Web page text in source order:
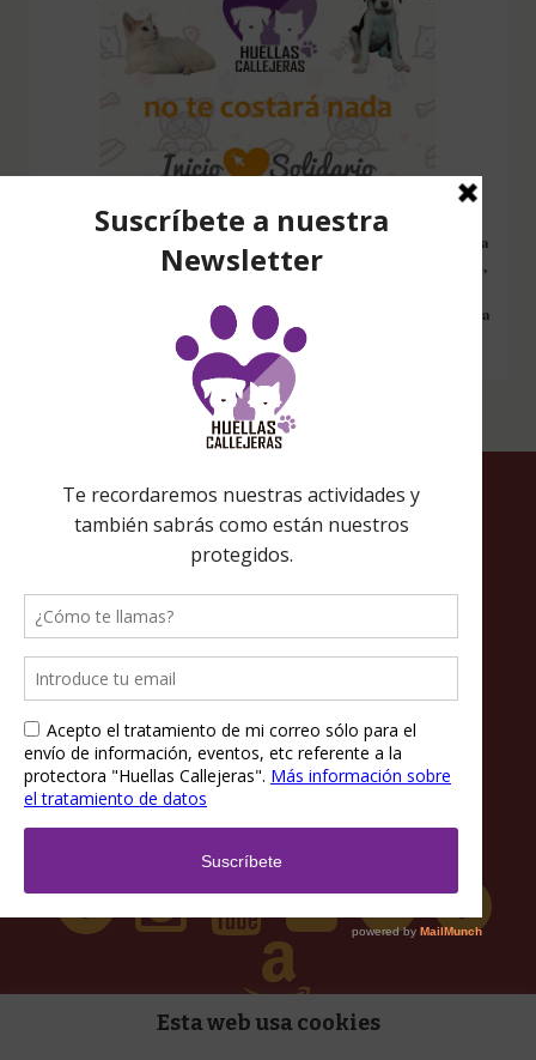
Configura nuestro Inicio Solidario en todos tus dispositivos y cada
vez que entres a hacer una búsqueda en internet desde esa página,
Amazon desde ahí, tu compra será solidaria sin ningún coste extra
para ti.
Política de privacidad
Esta web usa cookies